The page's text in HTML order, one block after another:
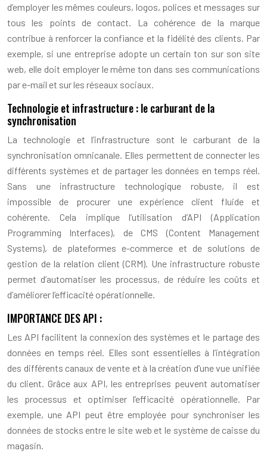
d’employer les mêmes couleurs, logos, polices et messages sur
tous les points de contact. La cohérence de la marque
contribue à renforcer la confiance et la fidélité des clients. Par
exemple, si une entreprise adopte un certain ton sur son site
web, elle doit employer le même ton dans ses communications
par e-mail et sur les réseaux sociaux.
Technologie et infrastructure : le carburant de la
synchronisation
La technologie et l’infrastructure sont le carburant de la
synchronisation omnicanale. Elles permettent de connecter les
différents systèmes et de partager les données en temps réel.
Sans une infrastructure technologique robuste, il est
impossible de procurer une expérience client fluide et
cohérente. Cela implique l’utilisation d’API (Application
Programming Interfaces), de CMS (Content Management
Systems), de plateformes e-commerce et de solutions de
gestion de la relation client (CRM). Une infrastructure robuste
permet d’automatiser les processus, de réduire les coûts et
d’améliorer l’efficacité opérationnelle.
IMPORTANCE DES API :
Les API facilitent la connexion des systèmes et le partage des
données en temps réel. Elles sont essentielles à l’intégration
des différents canaux de vente et à la création d’une vue unifiée
du client. Grâce aux API, les entreprises peuvent automatiser
les processus et optimiser l’efficacité opérationnelle. Par
exemple, une API peut être employée pour synchroniser les
données de stocks entre le site web et le système de caisse du
magasin.